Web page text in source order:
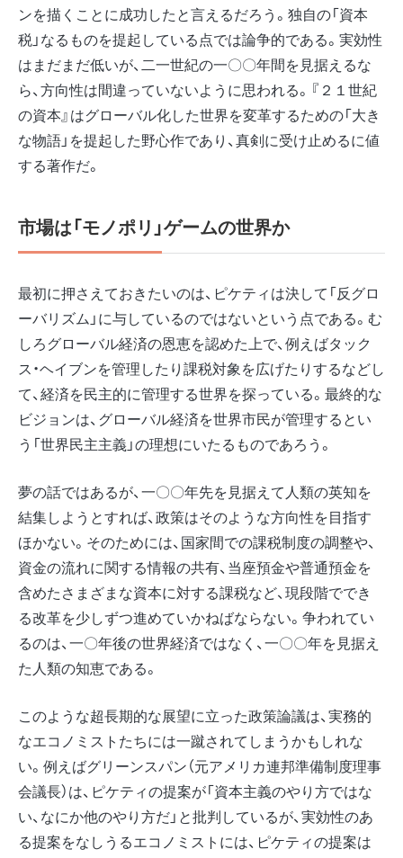
ンを描くことに成功したと言えるだろう。独自の「資本
税」なるものを提起している点では論争的である。実効性
はまだまだ低いが、二一世紀の一〇〇年間を見据えるな
ら、方向性は間違っていないように思われる。『２１世紀
の資本』はグローバル化した世界を変革するための「大き
な物語」を提起した野心作であり、真剣に受け止めるに値
する著作だ。
市場は「モノポリ」ゲームの世界か
最初に押さえておきたいのは、ピケティは決して「反グロ
ーバリズム」に与しているのではないという点である。む
しろグローバル経済の恩恵を認めた上で、例えばタック
ス・ヘイブンを管理したり課税対象を広げたりするなどし
て、経済を民主的に管理する世界を探っている。最終的な
ビジョンは、グローバル経済を世界市民が管理するとい
う「世界民主主義」の理想にいたるものであろう。
夢の話ではあるが、一〇〇年先を見据えて人類の英知を
結集しようとすれば、政策はそのような方向性を目指す
ほかない。そのためには、国家間での課税制度の調整や、
資金の流れに関する情報の共有、当座預金や普通預金を
含めたさまざまな資本に対する課税など、現段階ででき
る改革を少しずつ進めていかねばならない。争われてい
るのは、一〇年後の世界経済ではなく、一〇〇年を見据え
た人類の知恵である。
このような超長期的な展望に立った政策論議は、実務的
なエコノミストたちには一蹴されてしまうかもしれな
い。例えばグリーンスパン（元アメリカ連邦準備制度理事
会議長）は、ピケティの提案が「資本主義のやり方ではな
い、なにか他のやり方だ」と批判しているが、実効性のあ
る提案をなしうるエコノミストには、ピケティの提案は